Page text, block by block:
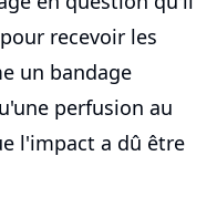
recevoir les
un bandage
perfusion au
l'impact a dû être